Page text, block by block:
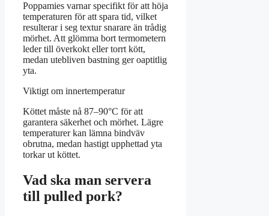
Poppamies varnar specifikt för att höja
temperaturen för att spara tid, vilket
resulterar i seg textur snarare än trådig
mörhet. Att glömma bort termometern
leder till överkokt eller torrt kött,
medan utebliven bastning ger oaptitlig
yta.
Viktigt om innertemperatur
Köttet måste nå 87–90°C för att
garantera säkerhet och mörhet. Lägre
temperaturer kan lämna bindväv
obrutna, medan hastigt upphettad yta
torkar ut köttet.
Vad ska man servera
till pulled pork?